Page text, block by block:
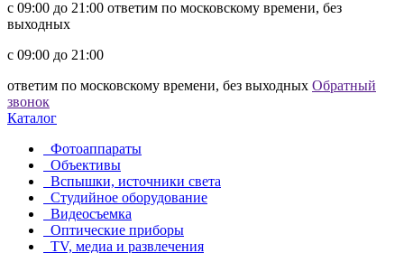
c 09:00 до 21:00 ответим по московскому времени, без
выходных
c 09:00 до 21:00
ответим по московскому времени, без выходных Обратный
звонок
Каталог
Фотоаппараты
Объективы
Вспышки, источники света
Студийное оборудование
Видеосъемка
Оптические приборы
TV, медиа и развлечения